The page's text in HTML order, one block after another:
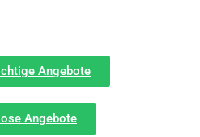
Angebote
Angebote